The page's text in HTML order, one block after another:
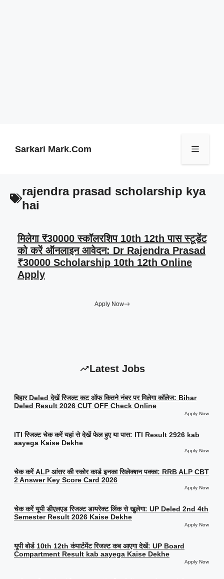
Sarkari Mark.Com Menu
rajendra prasad scholarship kya
hai
मिलेगा ₹30000 स्कॉलरशिप 10th 12th पास स्टूडेंट
को करें ऑनलाइन आवेदन: Dr Rajendra Prasad
₹30000 Scholarship 10th 12th Online
Apply
Apply Now
Latest Jobs
बिहार Deled देखें रिजल्ट कट ऑफ कितने नंबर पर मिलेगा कॉलेज: Bihar
Deled Result 2026 CUT OFF Check Online
Apply Now
ITI रिजल्ट चेक करें यहां से देखें फेल हुए या पास: ITI Result 2926 kab
aayega Kaise Dekhe
Apply Now
चेक करें ALP आंसर की स्कोर कार्ड इनका सिलेक्शन पक्का: RRB ALP CBT
2 Answer Key Score Card 2026
Apply Now
चेक करें यूपी डीएलएड रिजल्ट डायरेक्ट लिंक से खुलेगा: UP Deled 2nd 4th
Semester Result 2026 Kaise Dekhe
Apply Now
यूपी बोर्ड 10th 12th कंपार्टमेंट रिजल्ट कब आएगा देखें: UP Board
Compartment Result kab aayega Kaise Dekhe
Apply Now